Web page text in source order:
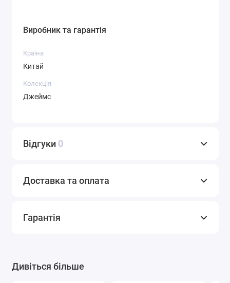
Виробник та гарантія
Країна
Китай
Колекція
Джеймс
Відгуки 0
Доставка та оплата
Гарантія
Дивіться більше